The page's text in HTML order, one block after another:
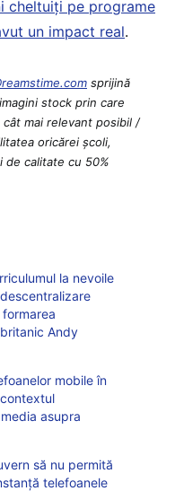
cheltuiți pe programe
un impact real.
sprijină
stock prin care
mai relevant posibil /
oricărei școli,
de calitate cu 50%
la nevoile
Andy
mobile în
asupra
să nu permită
telefoanele